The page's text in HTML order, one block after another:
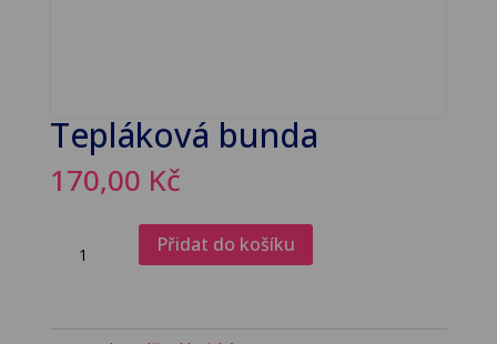
Tepláková bunda
170,00 Kč
bunda
Přidat do košíku